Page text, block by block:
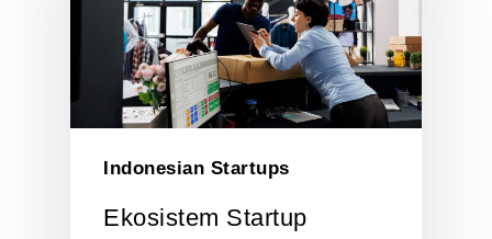
Indonesian Startups
Ekosistem Startup